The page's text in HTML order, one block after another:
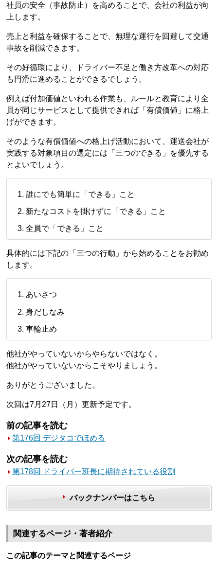
社員の安全（事故防止）を高めることで、会社の利益が向
上します。
売上と利益を確保することで、無理な運行を回避して交通
事故を削減できます。
その好循環により、ドライバー不足と働き方改革への対応
も円滑に進めることができるでしょう。
例えば付加価値といわれる作業も、ルールと教育により全
員が同じサービスとして提供できれば「有償価値」に格上
げができます。
そのような有償価値への格上げ活動において、運送会社が
実践する対象項目の選定には「三つのできる」を優先する
とよいでしょう。
誰にでも簡単に「できる」こと
新たなコストを掛けずに「できる」こと
全員で「できる」こと
具体的には下記の「三つの行動」から始めることをお勧め
します。
あいさつ
身だしなみ
車輪止め
他社がやっていないからやらないではなく。
他社がやっていないからこそやりましょう。
ありがとうございました。
次回は7月27日（月）更新予定です。
前の記事を読む
第176回 デジタコでほめる
次の記事を読む
第178回 ドライバー班長に期待されている役割
バックナンバーはこちら
関連するページ・著者紹介
この記事のテーマと関連するページ